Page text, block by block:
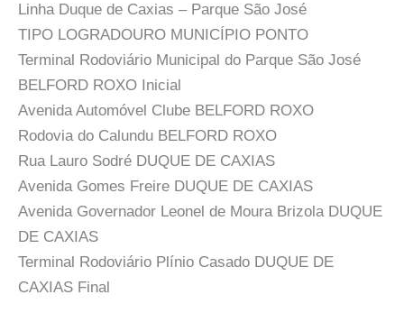
Linha Duque de Caxias – Parque São José
TIPO LOGRADOURO MUNICÍPIO PONTO
Terminal Rodoviário Municipal do Parque São José
BELFORD ROXO Inicial
Avenida Automóvel Clube BELFORD ROXO
Rodovia do Calundu BELFORD ROXO
Rua Lauro Sodré DUQUE DE CAXIAS
Avenida Gomes Freire DUQUE DE CAXIAS
Avenida Governador Leonel de Moura Brizola DUQUE
DE CAXIAS
Terminal Rodoviário Plínio Casado DUQUE DE
CAXIAS Final